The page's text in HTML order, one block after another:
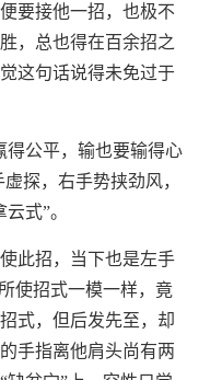
要接他一招，也极不
，总也得在百余招之
这句话说得未免过于
得公平，输也要输得心
探，右手势挟劲风，
式”。
此招，当下也是左手
使招式一模一样，竟
式，但后发先至，却
手指离他肩头尚有两